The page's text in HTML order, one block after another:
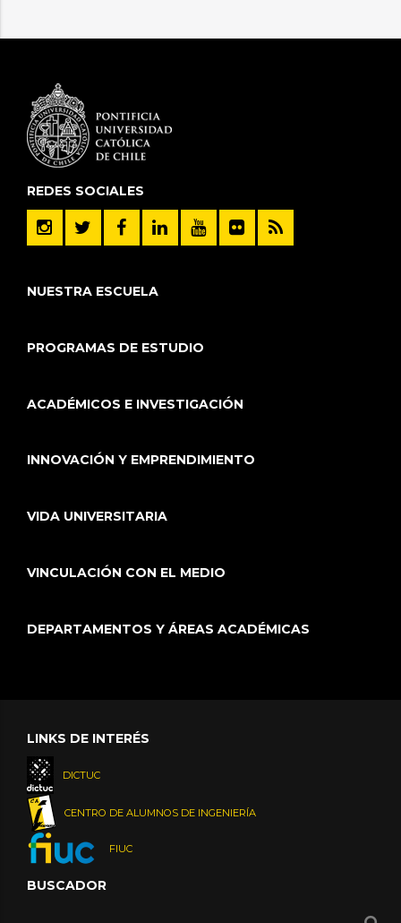
REDES SOCIALES
NUESTRA ESCUELA
PROGRAMAS DE ESTUDIO
ACADÉMICOS E INVESTIGACIÓN
INNOVACIÓN Y EMPRENDIMIENTO
VIDA UNIVERSITARIA
VINCULACIÓN CON EL MEDIO
DEPARTAMENTOS Y ÁREAS ACADÉMICAS
LINKS DE INTERÉS
DICTUC
CENTRO DE ALUMNOS DE INGENIERÍA
FIUC
BUSCADOR